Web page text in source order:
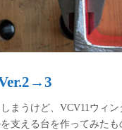
まうけど、VCV11ウィン
支える台を作ってみたも